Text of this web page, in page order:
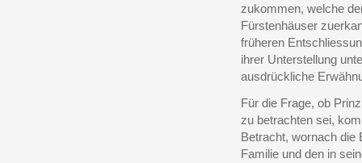
zukommen, welche
Fürstenhäuser
früheren
ihrer Unterstellung
ausdrückliche
Für die Frage, ob
zu betrachten sei,
Betracht, wornach die
Familie und den in